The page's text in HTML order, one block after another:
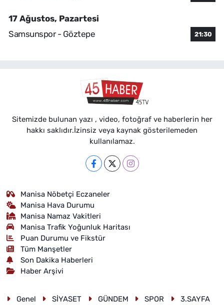
17 Ağustos, Pazartesi
Samsunspor - Göztepe
21:30
Sitemizde bulunan yazı , video, fotoğraf ve haberlerin her
hakkı saklıdır.İzinsiz veya kaynak gösterilemeden
kullanılamaz.
Manisa Nöbetçi Eczaneler
Manisa Hava Durumu
Manisa Namaz Vakitleri
Manisa Trafik Yoğunluk Haritası
Puan Durumu ve Fikstür
Tüm Manşetler
Son Dakika Haberleri
Haber Arşivi
Genel SİYASET GÜNDEM SPOR 3.SAYFA